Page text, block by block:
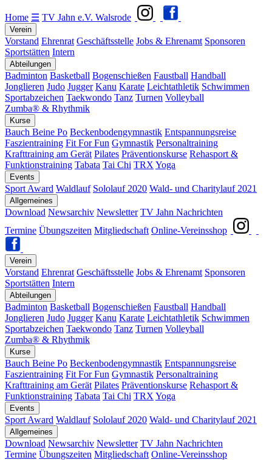
Home ☰ TV Jahn e.V. Walsrode
Verein
Vorstand Ehrenrat Geschäftsstelle Jobs & Ehrenamt Sponsoren
Sportstätten Intern
Abteilungen
Badminton Basketball Bogenschießen Faustball Handball
Jonglieren Judo Jugger Kanu Karate Leichtathletik Schwimmen
Sportabzeichen Taekwondo Tanz Turnen Volleyball
Zumba® & Rhythmik
Kurse
Bauch Beine Po Beckenbodengymnastik Entspannungsreise
Faszientraining Fit For Fun Gymnastik Personaltraining
Krafttraining am Gerät Pilates Präventionskurse Rehasport &
Funktionstraining Tabata Tai Chi TRX Yoga
Events
Sport Award Waldlauf Sololauf 2020 Wald- und Charitylauf 2021
Allgemeines
Download Newsarchiv Newsletter TV Jahn Nachrichten
Termine Übungszeiten Mitgliedschaft Online-Vereinsshop
Verein
Vorstand Ehrenrat Geschäftsstelle Jobs & Ehrenamt Sponsoren
Sportstätten Intern
Abteilungen
Badminton Basketball Bogenschießen Faustball Handball
Jonglieren Judo Jugger Kanu Karate Leichtathletik Schwimmen
Sportabzeichen Taekwondo Tanz Turnen Volleyball
Zumba® & Rhythmik
Kurse
Bauch Beine Po Beckenbodengymnastik Entspannungsreise
Faszientraining Fit For Fun Gymnastik Personaltraining
Krafttraining am Gerät Pilates Präventionskurse Rehasport &
Funktionstraining Tabata Tai Chi TRX Yoga
Events
Sport Award Waldlauf Sololauf 2020 Wald- und Charitylauf 2021
Allgemeines
Download Newsarchiv Newsletter TV Jahn Nachrichten
Termine Übungszeiten Mitgliedschaft Online-Vereinsshop